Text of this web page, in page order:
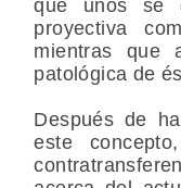
que unos se
proyectiva
mientras que
patológica de
Después de
este